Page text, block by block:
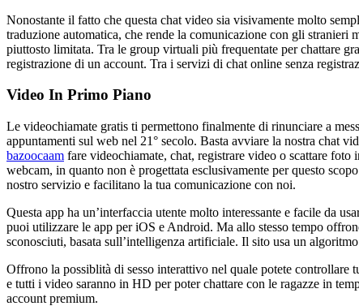
Nonostante il fatto che questa chat video sia visivamente molto
traduzione automatica, che rende la comunicazione con gli stranieri
piuttosto limitata. Tra le group virtuali più frequentate per chattare
registrazione di un account. Tra i servizi di chat online senza
Video In Primo Piano
Le videochiamate gratis ti permettono finalmente di rinunciare a
appuntamenti sul web nel 21° secolo. Basta avviare la nostra chat
bazoocaam fare videochiamate, chat, registrare video o scattare
webcam, in quanto non è progettata esclusivamente per questo
nostro servizio e facilitano la tua comunicazione con noi.
Questa app ha un’interfaccia utente molto interessante e facile da
puoi utilizzare le app per iOS e Android. Ma allo stesso tempo
sconosciuti, basata sull’intelligenza artificiale. Il sito usa un
Offrono la possiblità di sesso interattivo nel quale potete controllare
e tutti i video saranno in HD per poter chattare con le ragazze in
account premium.